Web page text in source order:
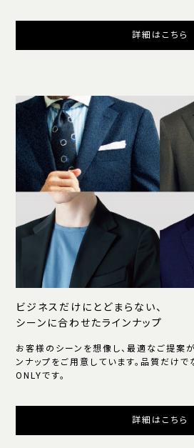
詳細はこちら
ビジネスだけにとどまらない、
シーンに合わせたラインナップ
お客様のシーンを想像し、最適なご提案
ンナップをご用意しています。品質だけで
ONLYです。
詳細はこちら